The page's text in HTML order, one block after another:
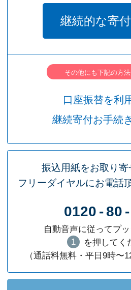
継続的な寄
その他にも下記の方
口座振替を利
継続寄付お手続
振込用紙をお取り寄
フリーダイヤルにお電話
0120 -80 -
自動音声に従ってプ
1
を押してく
（通話料無料・平日9時〜